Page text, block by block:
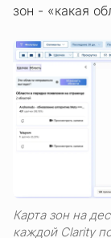
зон - «какая
Карта зон на
каждой Clarity